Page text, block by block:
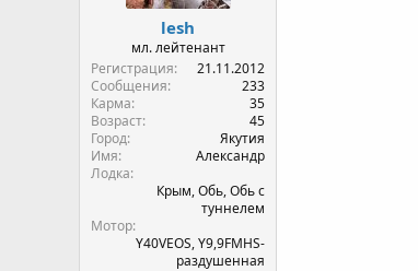
lesh
мл. лейтенант
Регистрация
21.11.2012
Сообщения
233
Карма
35
Возраст
45
Город
Якутия
Имя
Александр
Лодка
Крым, Обь, Обь с
туннелем
Мотор
Y40VEOS, Y9,9FMHS-
раздушенная